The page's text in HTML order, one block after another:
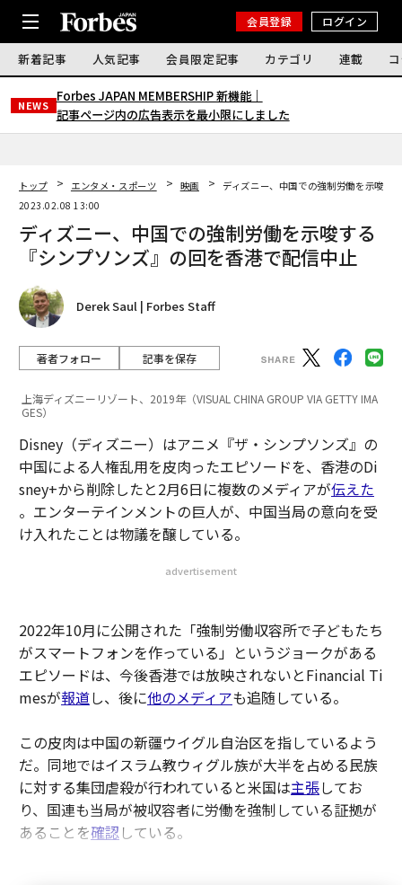
会員登録 ログイン
新着記事 人気記事 会員限定記事 カテゴリ 連載
NEWS
Forbes JAPAN MEMBERSHIP 新機能｜
記事ページ内の広告表示を最小限にしました
トップ エンタメ・スポーツ 映画
ディズニー、中国での強制労働を示唆す
2023.02.08 13:00
ディズニー、中国での強制労働を示唆する
『シンプソンズ』の回を香港で配信中止
Derek Saul | Forbes Staff
著者フォロー 記事を保存
上海ディズニーリゾート、2019年（VISUAL CHINA GROUP VIA GETTY IMA
GES）
Disney（ディズニー）はアニメ『ザ・シンプソンズ』の
中国による人権乱用を皮肉ったエピソードを、香港のDi
sney+から削除したと2月6日に複数のメディアが伝えた
。エンターテインメントの巨人が、中国当局の意向を受
け入れたことは物議を醸している。
advertisement
2022年10月に公開された「強制労働収容所で子どもたち
がスマートフォンを作っている」というジョークがある
エピソードは、今後香港では放映されないとFinancial Ti
mesが報道し、後に他のメディアも追随している。
この皮肉は中国の新疆ウイグル自治区を指しているよう
だ。同地ではイスラム教ウィグル族が大半を占める民族
に対する集団虐殺が行われていると米国は主張してお
り、国連も当局が被収容者に労働を強制している証拠が
あることを確認している。